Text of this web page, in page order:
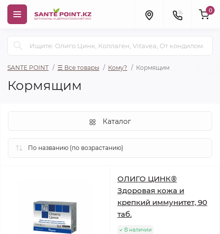
0
SANTE POINT ☰ Все товары Кому? Кормящим
Кормящим
Каталог
ОЛИГО ЦИНК®
Здоровая кожа и
крепкий иммунитет, 90
таб.
В наличии